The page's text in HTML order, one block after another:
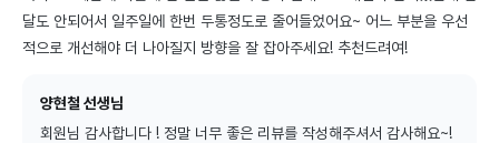
달도 안되어서 일주일에 한번 두통정도로 줄어들었어요~ 어느 부분을 우선
적으로 개선해야 더 나아질지 방향을 잘 잡아주세요! 추천드려여!
양현철 선생님
회원님 감사합니다 ! 정말 너무 좋은 리뷰를 작성해주셔서 감사해요~!